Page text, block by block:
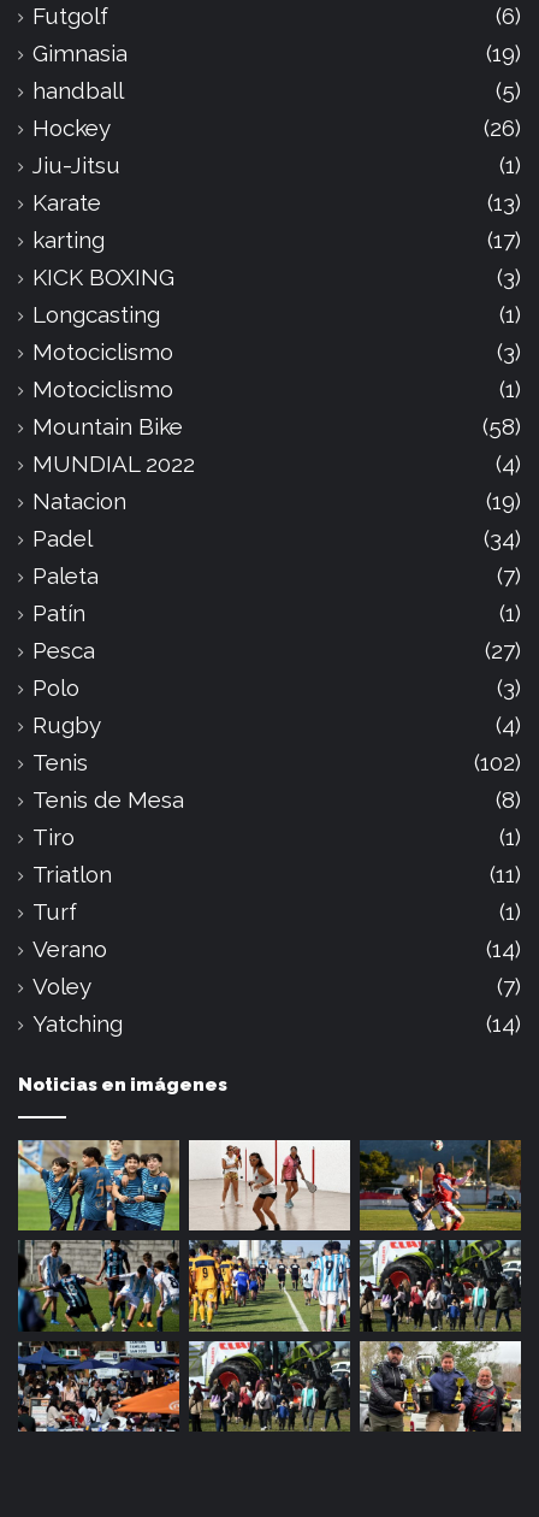
Futgolf
(6)
Gimnasia
(19)
handball
(5)
Hockey
(26)
Jiu-Jitsu
(1)
Karate
(13)
karting
(17)
KICK BOXING
(3)
Longcasting
(1)
Motociclismo
(3)
Motociclismo
(1)
Mountain Bike
(58)
MUNDIAL 2022
(4)
Natacion
(19)
Padel
(34)
Paleta
(7)
Patín
(1)
Pesca
(27)
Polo
(3)
Rugby
(4)
Tenis
(102)
Tenis de Mesa
(8)
Tiro
(1)
Triatlon
(11)
Turf
(1)
Verano
(14)
Voley
(7)
Yatching
(14)
Noticias en imágenes